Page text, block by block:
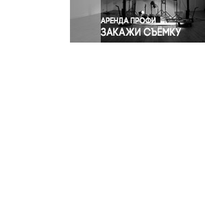
Экономика и бизнес